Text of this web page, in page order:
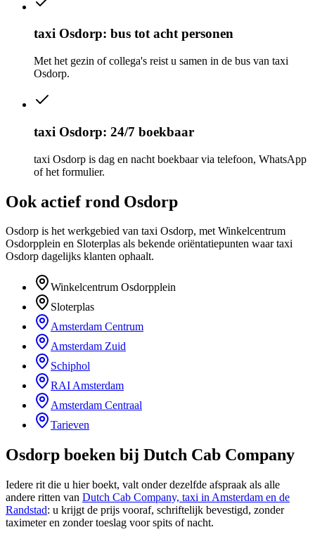
taxi Osdorp: bus tot acht personen
Met het gezin of collega's reist u samen in de bus van taxi
Osdorp.
taxi Osdorp: 24/7 boekbaar
taxi Osdorp is dag en nacht boekbaar via telefoon, WhatsApp
of het formulier.
Ook actief rond Osdorp
Osdorp is het werkgebied van taxi Osdorp, met Winkelcentrum
Osdorpplein en Sloterplas als bekende oriëntatiepunten waar taxi
Osdorp dagelijks klanten ophaalt.
Winkelcentrum Osdorpplein
Sloterplas
Amsterdam Centrum
Amsterdam Zuid
Schiphol
RAI Amsterdam
Amsterdam Centraal
Tarieven
Osdorp boeken bij Dutch Cab Company
Iedere rit die u hier boekt, valt onder dezelfde afspraak als alle
andere ritten van Dutch Cab Company, taxi in Amsterdam en de
Randstad: u krijgt de prijs vooraf, schriftelijk bevestigd, zonder
taximeter en zonder toeslag voor spits of nacht.